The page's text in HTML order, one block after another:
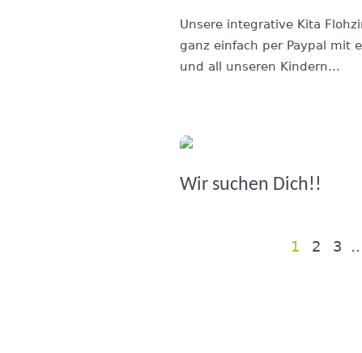
Unsere integrative Kita
ganz einfach per Paypal mit
und all unseren Kindern...
Wir suchen Dich!!
1 2 3